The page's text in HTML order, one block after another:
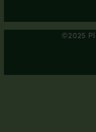
©2025